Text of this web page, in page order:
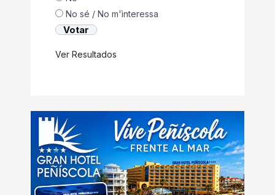
No sé / No m'ìnteressa
Ver Resultados